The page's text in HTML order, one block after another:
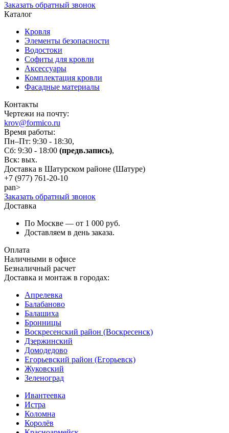
Заказать обратный звонок
Каталог
Кровля
Элементы безопасности
Водостоки
Софиты для кровли
Аксессуары
Комплектация кровли
Фасадные материалы
Контакты
Чертежи на почту:
krov@formico.ru
Время работы:
Пн–Пт: 9:30 - 18:30,
Сб: 9:30 - 18:00 (предв.запись),
Вск: вых.
Доставка в Шатурском районе (Шатуре)
+7 (977) 761-20-10
pan>
Заказать обратный звонок
Доставка
По Москве — от 1 000 руб.
Доставляем в день заказа.
Оплата
Наличными в офисе
Безналичный расчет
Доставка и монтаж в городах:
Апрелевка
Балабаново
Балашиха
Бронницы
Воскресенский район (Воскресенск)
Дзержинский
Домодедово
Егорьевский район (Егорьевск)
Жуковский
Зеленоград
Ивантеевка
Истра
Коломна
Королёв